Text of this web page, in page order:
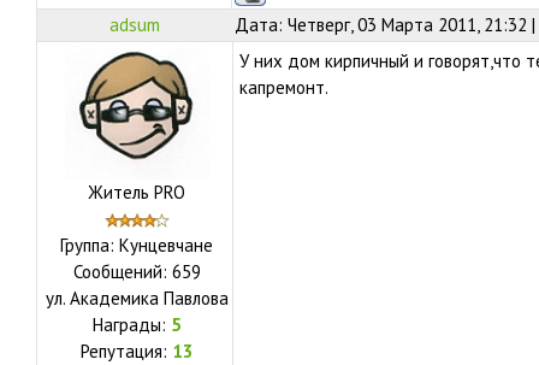
adsum Дата: Четверг, 03 Марта 2011, 21:32
Житель PRO
Группа: Кунцевчане
Сообщений: 659
ул. Академика Павлова
Награды: 5
Репутация: 13
У них дом кирпичный и говорят,что
капремонт.